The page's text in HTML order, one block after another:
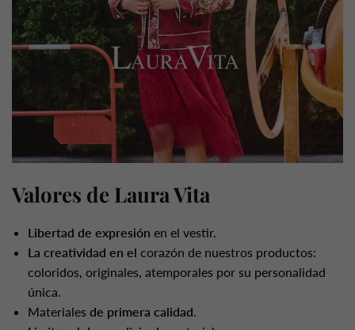
Valores de Laura Vita
Libertad de expresión en el vestir.
La creatividad en el corazón de nuestros productos:
coloridos, originales, atemporales por su personalidad
única.
Materiales de primera calidad